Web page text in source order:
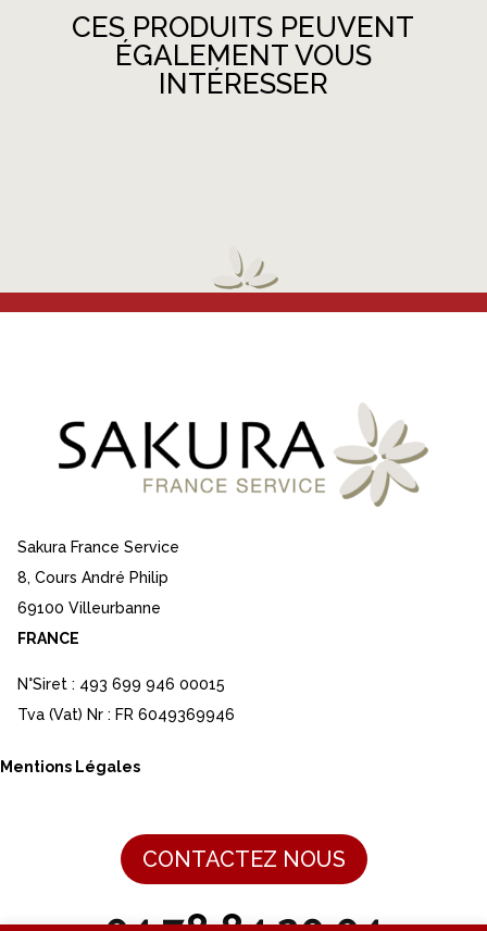
CES PRODUITS PEUVENT
ÉGALEMENT VOUS
INTÉRESSER
Sakura France Service
8, Cours André Philip
69100 Villeurbanne
FRANCE
N°Siret : 493 699 946 00015
Tva (Vat) Nr : FR 6049369946
Mentions Légales
CONTACTEZ NOUS